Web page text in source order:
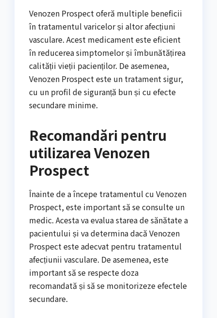
Venozen Prospect oferă multiple beneficii
în tratamentul varicelor și altor afecțiuni
vasculare. Acest medicament este eficient
în reducerea simptomelor și îmbunătățirea
calității vieții pacienților. De asemenea,
Venozen Prospect este un tratament sigur,
cu un profil de siguranță bun și cu efecte
secundare minime.
Recomandări pentru
utilizarea Venozen
Prospect
Înainte de a începe tratamentul cu Venozen
Prospect, este important să se consulte un
medic. Acesta va evalua starea de sănătate a
pacientului și va determina dacă Venozen
Prospect este adecvat pentru tratamentul
afecțiunii vasculare. De asemenea, este
important să se respecte doza
recomandată și să se monitorizeze efectele
secundare.